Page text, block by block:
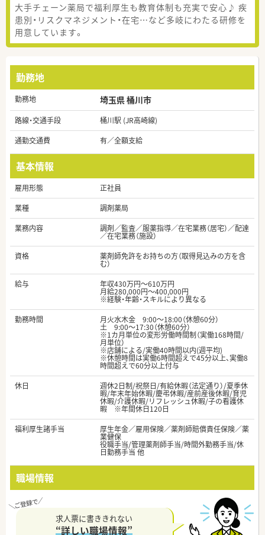
大手チェーン薬局で福利厚生も教育体制も充実で安心♪ 疾
患別・リスクマネジメント・在宅…など多岐にわたる研修を
用意しています。
勤務地
勤務地 埼玉県 桶川市
路線・交通手段
桶川駅 (JR高崎線)
通勤交通費
有／全額支給
基本情報
雇用形態
正社員
業種
調剤薬局
業務内容
調剤／監査／服薬指導／在宅業務（居宅）／配達
／在宅業務（施設）
資格
薬剤師免許をお持ちの方（取得見込みの方を含
む）
給与
年収430万円～610万円
月給280,000円～400,000円
※経験・年齢・スキルにより異なる
勤務時間
月火水木金 9:00～18:00（休憩60分）
土 9:00～17:30（休憩60分）
※1カ月単位の変形労働時間制（実働168時間/
月単位）
※店舗による/実働40時間以内(週平均)
※休憩時間は実働6時間超えで45分以上、実働8
時間超えで60分以上付与
休日
週休2日制/祝祭日/有給休暇（法定通り）/夏季休
暇/年末年始休暇/慶弔休暇/産前産後休暇/育児
休暇/介護休暇/リフレッシュ休暇/子の看護休
暇 ※年間休日120日
福利厚生諸手当
厚生年金／雇用保険／薬剤師賠償責任保険／薬
業健保
役職手当/管理薬剤師手当/時間外勤務手当/休
日勤務手当 他
職場情報
求人票に書ききれない
“詳しい職場情報”